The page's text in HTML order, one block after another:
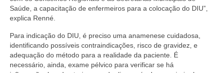
Saúde, a capacitação de enfermeiros para a colocação do DIU”,
explica Renné.
Para indicação do DIU, é preciso uma anamenese cuidadosa,
identificando possíveis contraindicações, risco de gravidez, e
adequação do método para a realidade da paciente. É
necessário, ainda, exame pélvico para verificar se há